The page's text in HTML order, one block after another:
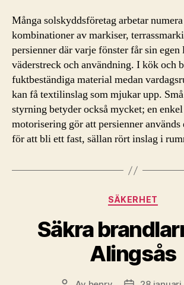
Många solskyddsföretag arbetar
kombinationer av markiser,
persienner där varje fönster får sin
väderstreck och användning. I kök och
fuktbeständiga material medan
kan få textilinslag som mjukar upp.
styrning betyder också mycket; en
motorisering gör att persienner
för att bli ett fast, sällan rört inslag i
Kategorier
SÄKERHET
Säkra
Alingsås